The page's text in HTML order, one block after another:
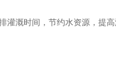
溉时间，节约水资源，提高